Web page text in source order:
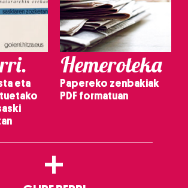
eta
Hemeroteka
Papereko zenbakiak
PDF formatuan
+